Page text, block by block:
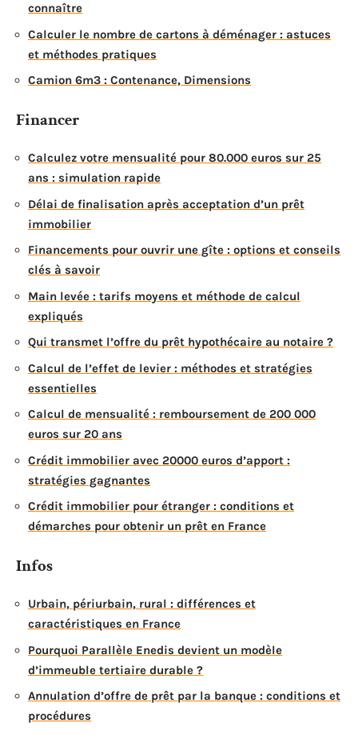
connaître
Calculer le nombre de cartons à déménager : astuces
et méthodes pratiques
Camion 6m3 : Contenance, Dimensions
Financer
Calculez votre mensualité pour 80.000 euros sur 25
ans : simulation rapide
Délai de finalisation après acceptation d’un prêt
immobilier
Financements pour ouvrir une gîte : options et conseils
clés à savoir
Main levée : tarifs moyens et méthode de calcul
expliqués
Qui transmet l’offre du prêt hypothécaire au notaire ?
Calcul de l’effet de levier : méthodes et stratégies
essentielles
Calcul de mensualité : remboursement de 200 000
euros sur 20 ans
Crédit immobilier avec 20000 euros d’apport :
stratégies gagnantes
Crédit immobilier pour étranger : conditions et
démarches pour obtenir un prêt en France
Infos
Urbain, périurbain, rural : différences et
caractéristiques en France
Pourquoi Parallèle Enedis devient un modèle
d’immeuble tertiaire durable ?
Annulation d’offre de prêt par la banque : conditions et
procédures